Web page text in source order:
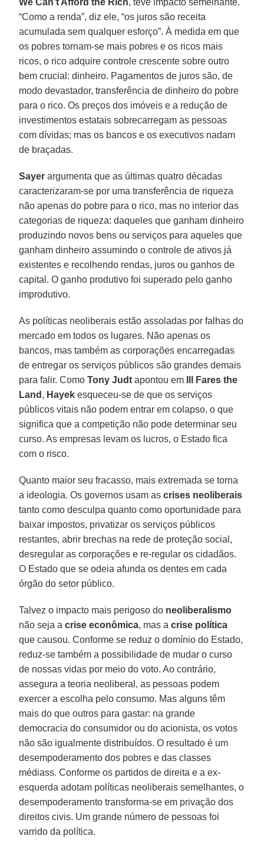
“Como a renda”, diz ele, “os juros são receita
acumulada sem qualquer esforço”. À medida em que
os pobres tornam-se mais pobres e os ricos mais
ricos, o rico adquire controle crescente sobre outro
bem crucial: dinheiro. Pagamentos de juros são, de
modo devastador, transferência de dinheiro do pobre
para o rico. Os preços dos imóveis e a redução de
investimentos estatais sobrecarregam as pessoas
com dívidas; mas os bancos e os executivos nadam
de braçadas.
Sayer argumenta que as últimas quatro décadas
caracterizaram-se por uma transferência de riqueza
não apenas do pobre para o rico, mas no interior das
categorias de riqueza: daqueles que ganham dinheiro
produzindo novos bens ou serviços para aqueles que
ganham dinheiro assumindo o controle de ativos já
existentes e recolhendo rendas, juros ou ganhos de
capital. O ganho produtivo foi superado pelo ganho
improdutivo.
As políticas neoliberais estão assoladas por falhas do
mercado em todos os lugares. Não apenas os
bancos, mas também as corporações encarregadas
de entregar os serviços públicos são grandes demais
para falir. ComoTony Judt apontou em
Ill Fares the
Land , Hayek esqueceu-se de que os serviços
públicos vitais não podem entrar em colapso, o que
significa que a competição não pode determinar seu
curso. As empresas levam os lucros, o Estado fica
com o risco.
Quanto maior seu fracasso, mais extremada se torna
a ideologia. Os governos usam ascrises neoliberais
tanto como desculpa quanto como oportunidade para
baixar impostos, privatizar os serviços públicos
restantes, abrir brechas na rede de proteção social,
desregular as corporações e re-regular os cidadãos.
O Estado que se odeia afunda os dentes em cada
órgão do setor público.
Talvez o impacto mais perigoso do neoliberalismo
não seja acrise econômica, mas acrise política
que causou. Conforme se reduz o domínio do Estado,
reduz-se também a possibilidade de mudar o curso
de nossas vidas por meio do voto. Ao contrário,
assegura a teoria neoliberal, as pessoas podem
exercer a escolha pelo consumo. Mas alguns têm
mais do que outros para gastar: na grande
democracia do consumidor ou do acionista, os votos
não são igualmente distribuídos. O resultado é um
desempoderamento dos pobres e das classes
médiass. Conforme os partidos de direita e a ex-
esquerda adotam políticas neoliberais semelhantes, o
desempoderamento transforma-se em privação dos
direitos civis. Um grande número de pessoas foi
varrido da política.